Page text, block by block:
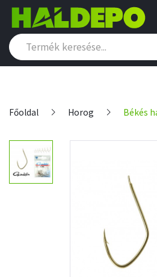
Főoldal Horog Békés